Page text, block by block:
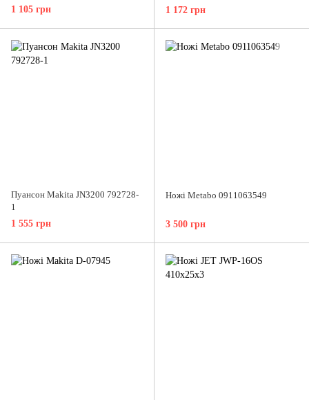
1 105 грн
1 172 грн
Пуансон Makita JN3200 792728-
1
1 555 грн
Ножі Metabo 0911063549
3 500 грн